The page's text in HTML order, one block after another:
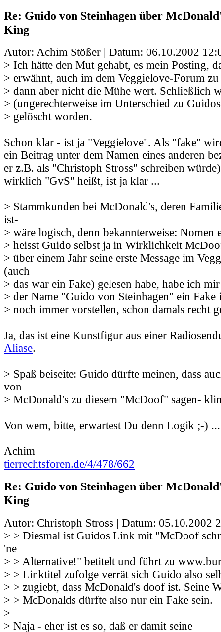
Re: Guido von Steinhagen über
King
Autor: Achim Stößer | Datum: 06.10.2002
> Ich hätte den Mut gehabt, es mein Posting,
> erwähnt, auch im dem Veggielove-Forum
> dann aber nicht die Mühe wert. Schließlich
> (ungerechterweise im Unterschied zu
> gelöscht worden.
Schon klar - ist ja "Veggielove". Als "fake"
ein Beitrag unter dem Namen eines anderen
er z.B. als "Christoph Stross" schreiben
wirklich "GvS" heißt, ist ja klar ...
> Stammkunden bei McDonald's, deren
ist-
> wäre logisch, denn bekannterweise: Nomen
> heisst Guido selbst ja in Wirklichkeit
> über einem Jahr seine erste Message im
(auch
> das war ein Fake) gelesen habe, habe ich
> der Name "Guido von Steinhagen" ein Fake
> noch immer vorstellen, schon damals recht
Ja, das ist eine Kunstfigur aus einer
Aliase.
> Spaß beiseite: Guido dürfte meinen, dass
von
> McDonald's zu diesem "McDoof" sagen-
Von wem, bitte, erwartest Du denn Logik ;-) ...
Achim
tierrechtsforen.de/4/478/662
Re: Guido von Steinhagen über
King
Autor: Christoph Stross | Datum: 05.10.2002
> > Diesmal ist Guidos Link mit "McDoof
'ne
> > Alternative!" betitelt und führt zu
> > Linktitel zufolge verrät sich Guido also
> > zugiebt, dass McDonald's doof ist. Seine
> > McDonalds dürfte also nur ein Fake sein.
>
> Naja - eher ist es so, daß er damit seine